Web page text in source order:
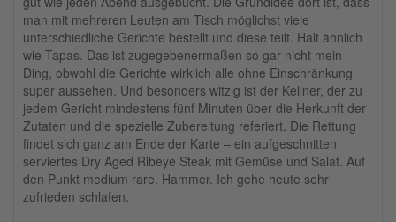
man mit mehreren Leuten am Tisch möglichst viele
unterschiedliche Gerichte bestellt und diese teilt. Halt ähnlich
wie Tapas. Das ist zugegebenermaßen so gar nicht mein
Ding, obwohl die Gerichte wirklich alle ohne Einschränkung
super aussehen. Und besonders witzig ist der Kellner, der zu
jedem Gericht mindestens fünf Minuten über die Herkunft der
Zutaten und die spezielle Zubereitung referiert. Die Rettung
findet sich ganz am Ende der Karte – ein aufgeschnitten
serviertes Dry Aged Ribeye Steak mit Gemüse und Salat. Auf
den Punkt medium rare. Hammer. Ich gehe heute sehr
zufrieden schlafen.